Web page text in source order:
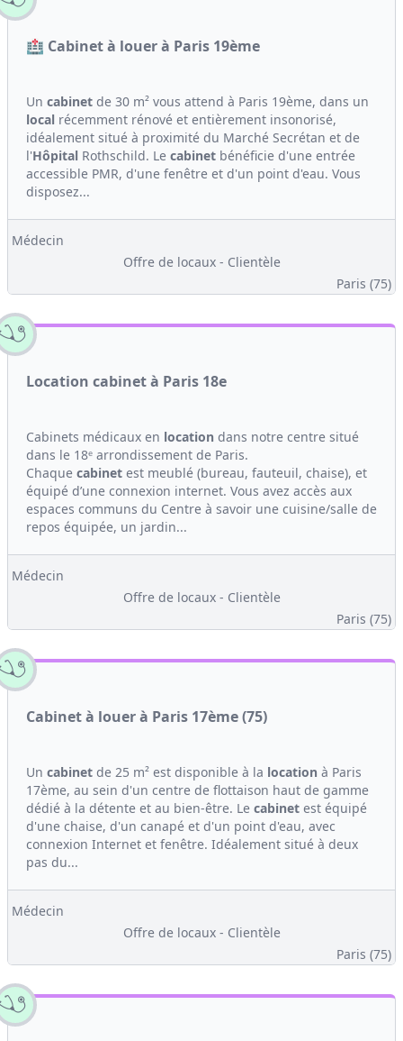
🏥 Cabinet à louer à Paris 19ème
Un cabinet de 30 m² vous attend à Paris 19ème, dans un
local récemment rénové et entièrement insonorisé,
idéalement situé à proximité du Marché Secrétan et de
l'Hôpital Rothschild. Le cabinet bénéficie d'une entrée
accessible PMR, d'une fenêtre et d'un point d'eau. Vous
disposez...
Médecin
Offre de locaux - Clientèle
Paris (75)
Location cabinet à Paris 18e
Cabinets médicaux en location dans notre centre situé
dans le 18ᵉ arrondissement de Paris.
Chaque cabinet est meublé (bureau, fauteuil, chaise), et
équipé d’une connexion internet. Vous avez accès aux
espaces communs du Centre à savoir une cuisine/salle de
repos équipée, un jardin...
Médecin
Offre de locaux - Clientèle
Paris (75)
Cabinet à louer à Paris 17ème (75)
Un cabinet de 25 m² est disponible à la location à Paris
17ème, au sein d'un centre de flottaison haut de gamme
dédié à la détente et au bien-être. Le cabinet est équipé
d'une chaise, d'un canapé et d'un point d'eau, avec
connexion Internet et fenêtre. Idéalement situé à deux
pas du...
Médecin
Offre de locaux - Clientèle
Paris (75)